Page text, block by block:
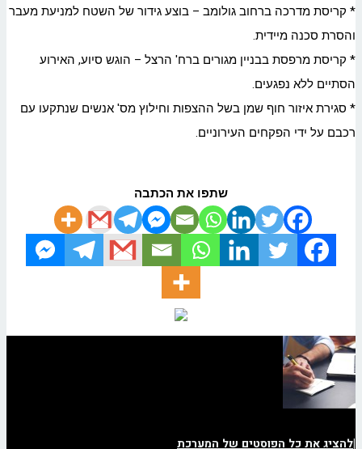
* קריסת מדרכה ברחוב גולומב – בוצע גידור של השטח למניעת מעבר
והסרת סכנה מיידית.
* קריסת מרפסת בבניין מגורים ברח' הרצל – הוגש סיוע, האירוע
הסתיים ללא נפגעים.
* סגירת איזור חוף שמן בשל ההצפות וחילוץ מס' אנשים שנתקעו עם
רכבם על ידי הפקחים העירוניים.
שתפו את הכתבה
|להציג את כל הפוסטים של המערכת